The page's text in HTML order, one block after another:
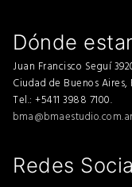
Dónde
Juan Francisco Seguí
Ciudad de Buenos
Tel.: +5411 3988 7100.
bma@bmaestudio.com.ar
Redes